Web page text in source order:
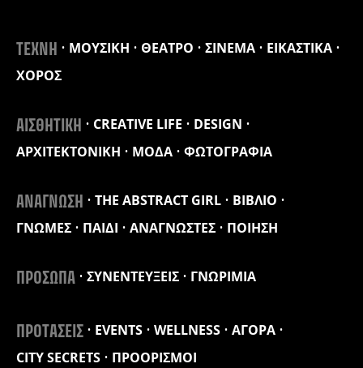
ΤΕΧΝΗ ΜΟΥΣΙΚΗ ΘΕΑΤΡΟ ΣΙΝΕΜΑ
ΕΙΚΑΣΤΙΚΑ
ΧΟΡΟΣ
ΑΙΣΘΗΤΙΚΗ CREATIVE LIFE
DESIGN
ΑΡΧΙΤΕΚΤΟΝΙΚΗ
ΜΟΔΑ ΦΩΤΟΓΡΑΦΙΑ
ΑΝΑΓΝΩΣΗ THE ABSTRACT GIRL
ΒΙΒΛΙΟ
ΓΝΩΜΕΣ
ΠΑΙΔΙ ΑΝΑΓΝΩΣΤΕΣ ΠΟΙΗΣΗ
ΠΡΟΣΩΠΑ ΣΥΝΕΝΤΕΥΞΕΙΣ ΓΝΩΡΙΜΙΑ
ΠΡΟΤΑΣΕΙΣ EVENTS WELLNESS
ΑΓΟΡΑ
CITY SECRETS
ΠΡΟΟΡΙΣΜΟΙ